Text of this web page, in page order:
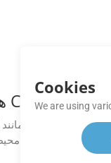
Cookies
We are using